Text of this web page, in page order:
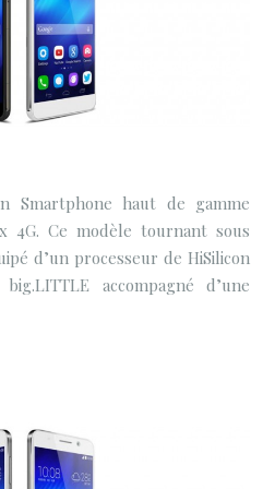
Smartphone haut de gamme
4G. Ce modèle tournant sous
d’un processeur de HiSilicon
accompagné d’une